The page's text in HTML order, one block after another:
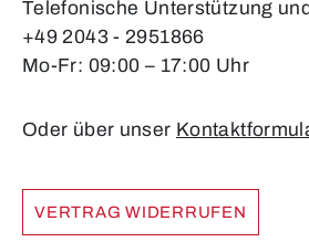
Telefonische Unterstützung
+49 2043 - 2951866
Mo-Fr: 09:00 – 17:00 Uhr
Oder über unser
VERTRAG WIDERRUFEN